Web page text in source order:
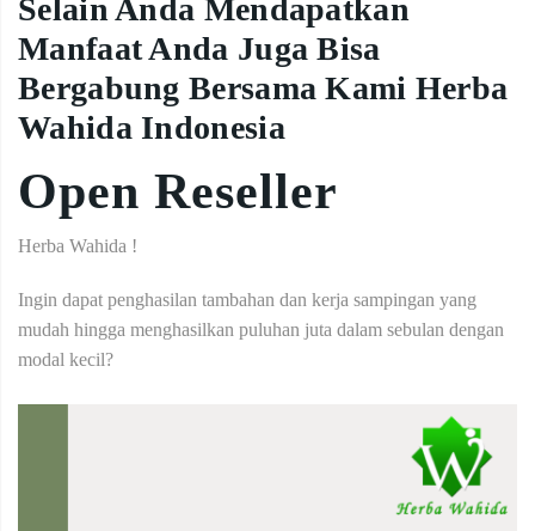
Selain Anda Mendapatkan
Manfaat Anda Juga Bisa
Bergabung Bersama Kami Herba
Wahida Indonesia
Open Reseller
Herba Wahida !
Ingin dapat penghasilan tambahan dan kerja sampingan yang
mudah hingga menghasilkan puluhan juta dalam sebulan dengan
modal kecil?